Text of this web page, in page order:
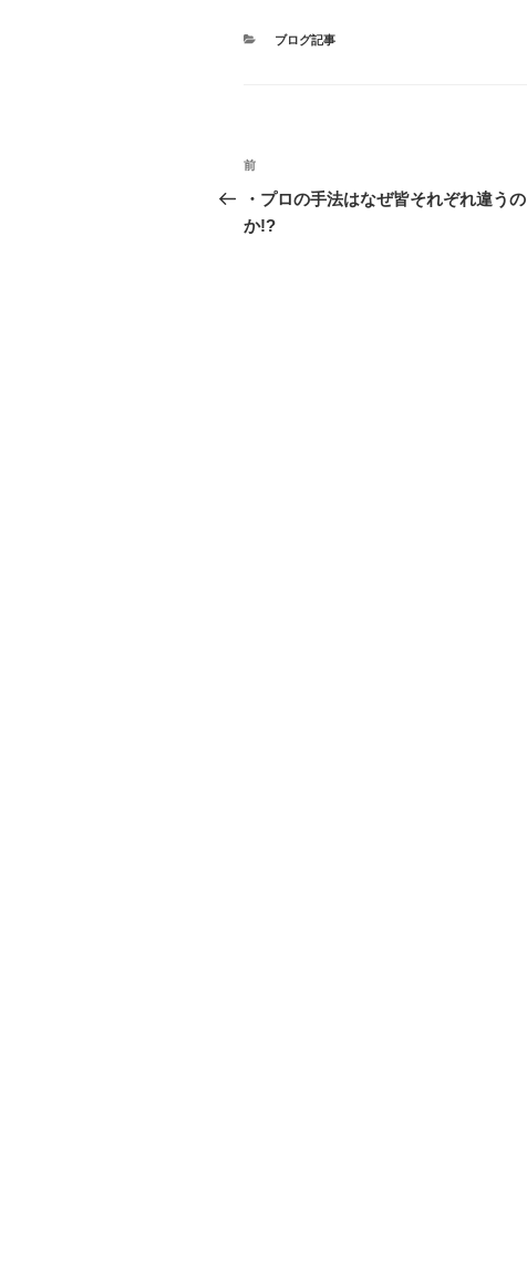
カ
ブログ記事
投
稿
ナ
過
去
の
前
・プロの手法はなぜ皆それぞれ違うの
か!?